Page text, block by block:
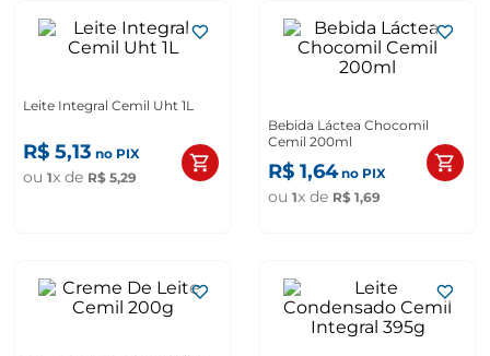
Leite Integral Cemil Uht 1L
R$ 5,13 no PIX
ou 1x de R$ 5,29
Bebida Láctea Chocomil
Cemil 200ml
R$ 1,64no PIX
ou 1x de R$ 1,69